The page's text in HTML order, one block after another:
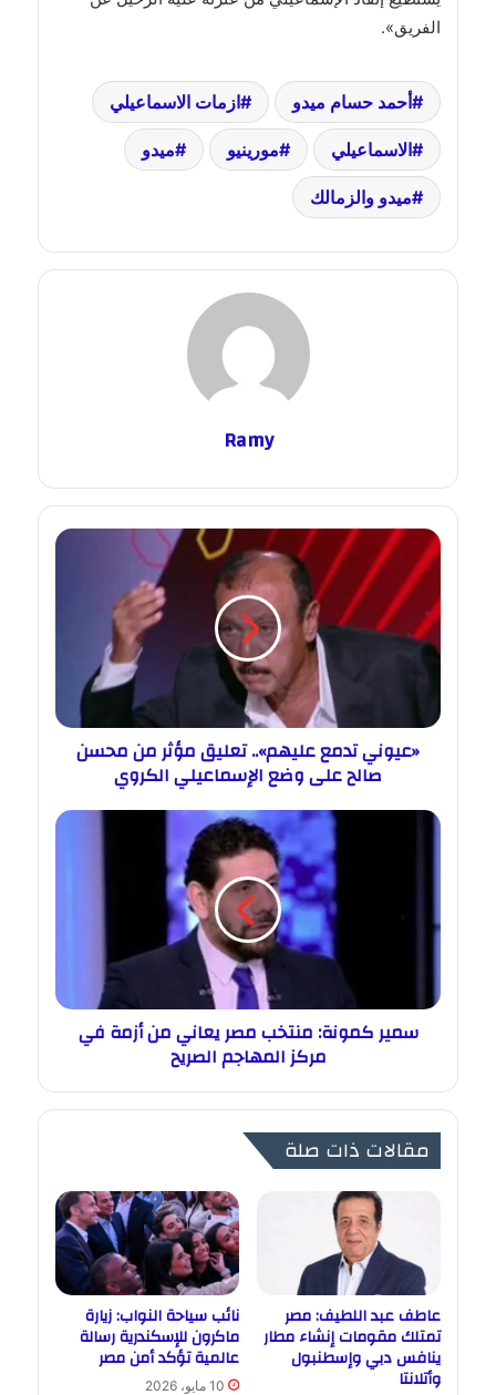
الفريق».
أحمد حسام ميدو ازمات الاسماعيلي
الاسماعيلي مورينيو ميدو
ميدو والزمالك
Ramy
«عيوني تدمع عليهم».. تعليق مؤثر من محسن
صالح على وضع الإسماعيلي الكروي
سمير كمونة: منتخب مصر يعاني من أزمة في
مركز المهاجم الصريح
مقالات ذات صلة
عاطف عبد اللطيف: مصر
تمتلك مقومات إنشاء مطار
ينافس دبي وإسطنبول
وأتلانتا
نائب سياحة النواب: زيارة
ماكرون للإسكندرية رسالة
عالمية تؤكد أمن مصر
10 مايو، 2026